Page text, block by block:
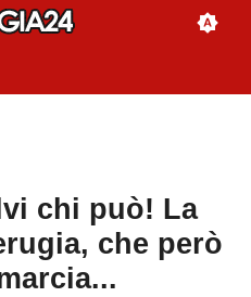
chi può! La
che però